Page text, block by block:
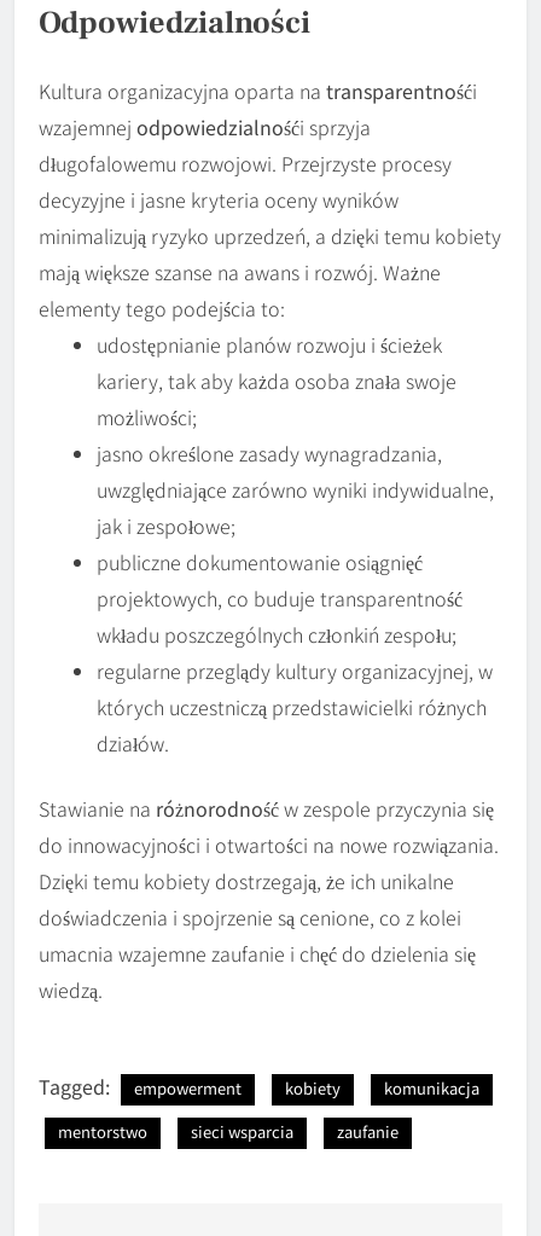
Odpowiedzialności
Kultura organizacyjna oparta na transparentnośći
wzajemnej odpowiedzialnośći sprzyja
długofalowemu rozwojowi. Przejrzyste procesy
decyzyjne i jasne kryteria oceny wyników
minimalizują ryzyko uprzedzeń, a dzięki temu kobiety
mają większe szanse na awans i rozwój. Ważne
elementy tego podejścia to:
udostępnianie planów rozwoju i ścieżek
kariery, tak aby każda osoba znała swoje
możliwości;
jasno określone zasady wynagradzania,
uwzględniające zarówno wyniki indywidualne,
jak i zespołowe;
publiczne dokumentowanie osiągnięć
projektowych, co buduje transparentność
wkładu poszczególnych członkiń zespołu;
regularne przeglądy kultury organizacyjnej, w
których uczestniczą przedstawicielki różnych
działów.
Stawianie na różnorodnośćw zespole przyczynia się
do innowacyjności i otwartości na nowe rozwiązania.
Dzięki temu kobiety dostrzegają, że ich unikalne
doświadczenia i spojrzenie są cenione, co z kolei
umacnia wzajemne zaufanie i chęć do dzielenia się
wiedzą.
Tagged: empowerment kobiety
komunikacja
mentorstwo
sieci wsparcia zaufanie